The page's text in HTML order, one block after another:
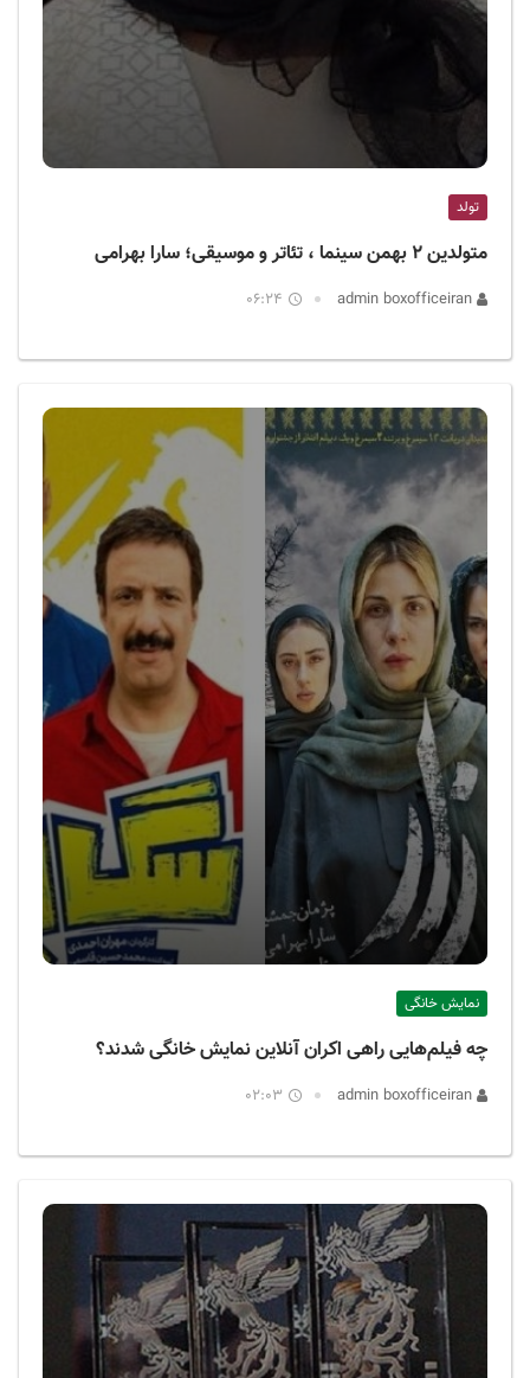
تولد
متولدین ۲ بهمن سینما ، تئاتر و موسیقی؛ سارا بهرامی
06:24
نمایش خانگی
چه فیلم‌هایی راهی اکران آنلاین نمایش خانگی شدند؟
02:03